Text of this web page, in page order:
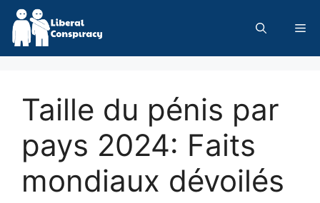
Skip
content
Taille du pénis par
pays 2024: Faits
mondiaux dévoilés